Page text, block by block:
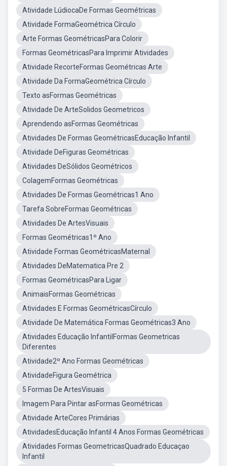
Atividade LúdiocaDe Formas Geométricas
Atividade FormaGeométrica Círculo
Arte Formas GeométricasPara Colorir
Formas GeométricasPara Imprimir Atividades
Atividade RecorteFormas Geométricas Arte
Atividade Da FormaGeométrica Círculo
Texto asFormas Geométricas
Atividade De ArteSolidos Geometricos
Aprendendo asFormas Geométricas
Atividades De Formas GeométricasEducação Infantil
Atividade DeFiguras Geométricas
Atividades DeSólidos Geométricos
ColagemFormas Geométricas
Atividades De Formas Geométricas1 Ano
Tarefa SobreFormas Geométricas
Atividades De ArtesVisuais
Formas Geométricas1º Ano
Atividade Formas GeométricasMaternal
Atividades DeMatematica Pre 2
Formas GeométricasPara Ligar
AnimaisFormas Geométricas
Atividades E Formas GeométricasCírculo
Atividade De Matemática Formas Geométricas3 Ano
Atividades Educação InfantilFormas Geometricas
Diferentes
Atividade2º Ano Formas Geométricas
AtividadeFigura Geométrica
5 Formas De ArtesVisuais
Imagem Para Pintar asFormas Geométricas
Atividade ArteCores Primárias
AtividadesEducação Infantil 4 Anos Formas Geométricas
Atividades Formas GeometricasQuadrado Educaçao
Infantil